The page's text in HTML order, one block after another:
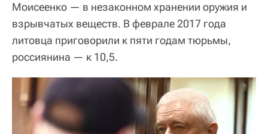
Моисеенко — в незаконном хранении оружия и
взрывчатых веществ. В феврале 2017 года
литовца приговорили к пяти годам тюрьмы,
россиянина — к 10,5.